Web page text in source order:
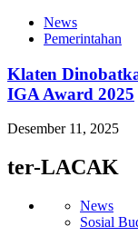
News
Pemerintahan
Klaten
IGA Award 2025
Desember 11, 2025
ter-LACAK
News
Sosial